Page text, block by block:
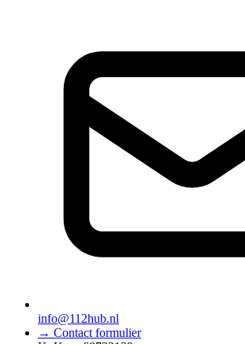
info@112hub.nl
→ Contact formulier